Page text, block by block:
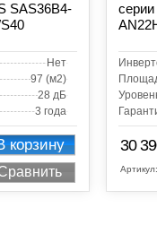
SAS36B4-
Нет
97 (м2)
28 дБ
3 года
корзину 30
Артикул: